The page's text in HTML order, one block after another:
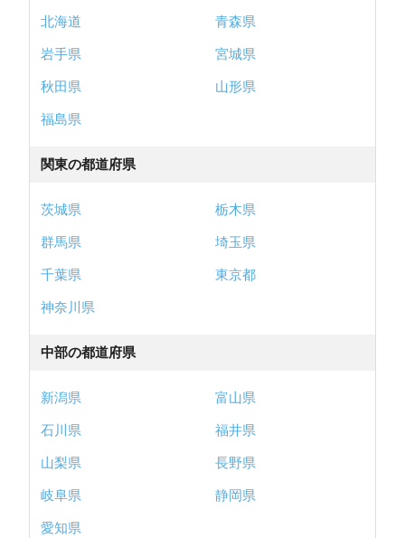
北海道
青森県
岩手県
宮城県
秋田県
山形県
福島県
関東の都道府県
茨城県
栃木県
群馬県
埼玉県
千葉県
東京都
神奈川県
中部の都道府県
新潟県
富山県
石川県
福井県
山梨県
長野県
岐阜県
静岡県
愛知県